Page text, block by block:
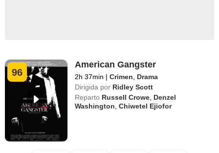
96
American Gangster
2h 37min | Crimen
Drama
Dirigida por Ridley Scott
Reparto Russell Crowe Denzel
Washington ,Chiwetel Ejiofor